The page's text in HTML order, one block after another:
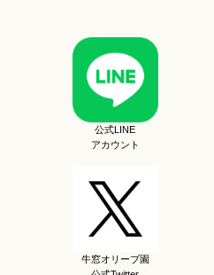
公式LINE
アカウント
牛窓オリーブ園